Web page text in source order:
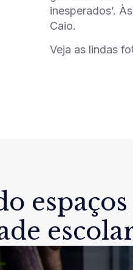
inesperados’.
Caio.
Veja as lindas